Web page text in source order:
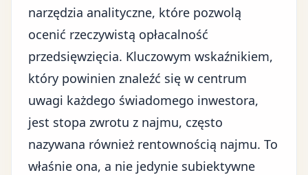
narzędzia analityczne, które pozwolą
ocenić rzeczywistą opłacalność
przedsięwzięcia. Kluczowym wskaźnikiem,
który powinien znaleźć się w centrum
uwagi każdego świadomego inwestora,
jest stopa zwrotu z najmu, często
nazywana również rentownością najmu. To
właśnie ona, a nie jedynie subiektywne